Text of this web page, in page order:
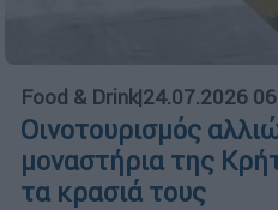
Food & Drink|24.07.2026
Οινοτουρισμός
μοναστήρια της
τα κρασιά τους